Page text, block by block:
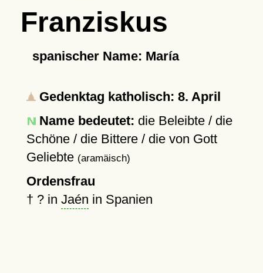
Franziskus
spanischer Name: María
Gedenktag katholisch: 8. April
Name bedeutet: die Beleibte / die
Schöne / die Bittere / die von Gott
Geliebte (aramäisch)
Ordensfrau
† ?in Jaén in Spanien